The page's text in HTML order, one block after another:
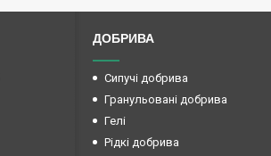
ДОБРИВА
Сипучі добрива
Гранульовані добрива
Гелі
Рідкі добрива